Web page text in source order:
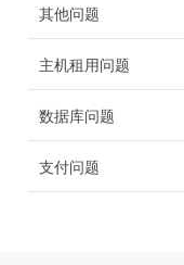
其他问题
主机租用问题
数据库问题
支付问题